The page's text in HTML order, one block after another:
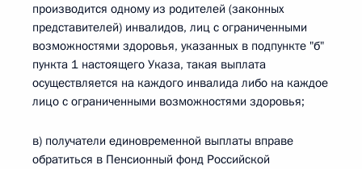
производится одному из родителей (законных
представителей) инвалидов, лиц с ограниченными
возможностями здоровья, указанных в подпункте "б"
пункта 1 настоящего Указа, такая выплата
осуществляется на каждого инвалида либо на каждое
лицо с ограниченными возможностями здоровья;
в) получатели единовременной выплаты вправе
обратиться в Пенсионный фонд Российской